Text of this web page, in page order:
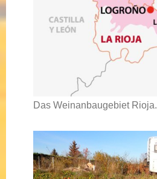
Das Weinanbaugebiet Rioja.